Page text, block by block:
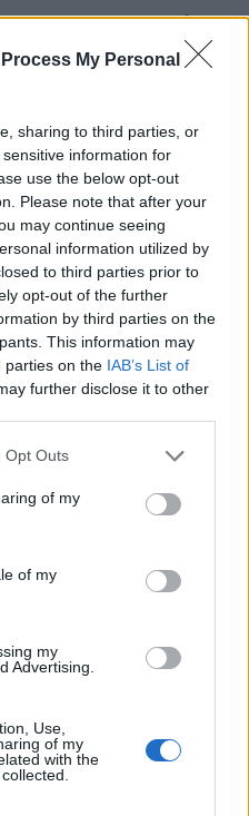
My Personal
sharing to third parties, or
information for
use the below opt-out
Please note that after your
may continue seeing
information utilized by
to third parties prior to
opt-out of the further
by third parties on the
This information may
parties on the IAB’s List of
further disclose it to other
uses one or more Google
behaviour. You may click to
and its third-party tags to
purposes in below Google
Opt Outs
of my
of my
my
Advertising.
Use,
of my
with the
Tak naprawdę tak miało
wyglądać Lamborghini
Diablo. Cizeta V16T
Redakcja autoGALERIA.pl
NOWOŚCI I PREMIERY
14 ZDJĘĆ
Xiaomi stawia na silnik
spalinowy i wielkie
gabaryty. Oto Skynomad
N70 i N90